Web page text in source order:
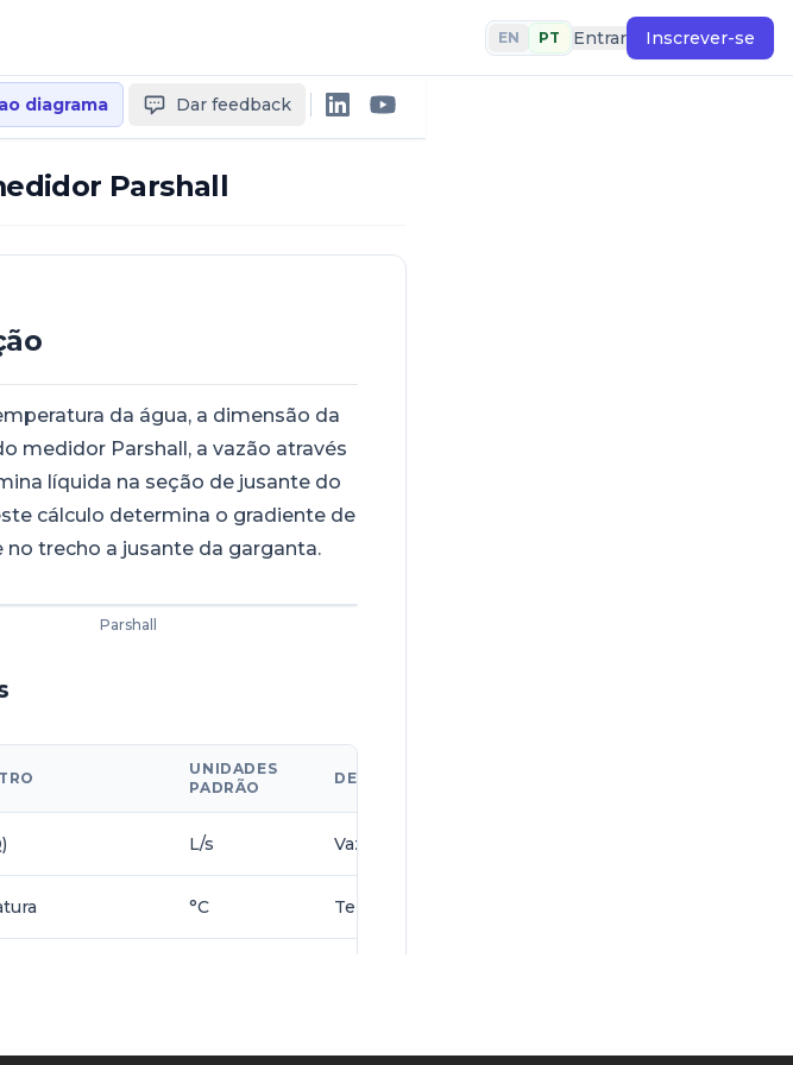
EN PT Entrar Inscrever-se
diagrama Dar feedback
Parshall
da água, a dimensão da
medidor Parshall, a vazão através
líquida na seção de jusante do
cálculo determina o gradiente de
no trecho a jusante da garganta.
Parshall
UNIDADES
PADRÃO
DESCRIÇÃO
L/s Vazão volumétrica através do medidor
°C Temperatura da água